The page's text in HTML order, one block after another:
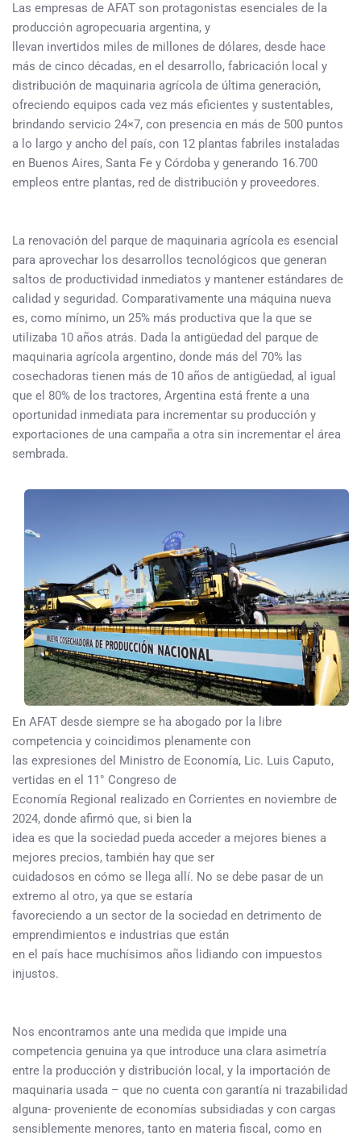
Las empresas de AFAT son protagonistas esenciales de la
producción agropecuaria argentina, y
llevan invertidos miles de millones de dólares, desde hace
más de cinco décadas, en el desarrollo, fabricación local y
distribución de maquinaria agrícola de última generación,
ofreciendo equipos cada vez más eficientes y sustentables,
brindando servicio 24×7, con presencia en más de 500 puntos
a lo largo y ancho del país, con 12 plantas fabriles instaladas
en Buenos Aires, Santa Fe y Córdoba y generando 16.700
empleos entre plantas, red de distribución y proveedores.
La renovación del parque de maquinaria agrícola es esencial
para aprovechar los desarrollos tecnológicos que generan
saltos de productividad inmediatos y mantener estándares de
calidad y seguridad. Comparativamente una máquina nueva
es, como mínimo, un 25% más productiva que la que se
utilizaba 10 años atrás. Dada la antigüedad del parque de
maquinaria agrícola argentino, donde más del 70% las
cosechadoras tienen más de 10 años de antigüedad, al igual
que el 80% de los tractores, Argentina está frente a una
oportunidad inmediata para incrementar su producción y
exportaciones de una campaña a otra sin incrementar el área
sembrada.
En AFAT desde siempre se ha abogado por la libre
competencia y coincidimos plenamente con
las expresiones del Ministro de Economía, Lic. Luis Caputo,
vertidas en el 11° Congreso de
Economía Regional realizado en Corrientes en noviembre de
2024, donde afirmó que, si bien la
idea es que la sociedad pueda acceder a mejores bienes a
mejores precios, también hay que ser
cuidadosos en cómo se llega allí. No se debe pasar de un
extremo al otro, ya que se estaría
favoreciendo a un sector de la sociedad en detrimento de
emprendimientos e industrias que están
en el país hace muchísimos años lidiando con impuestos
injustos.
Nos encontramos ante una medida que impide una
competencia genuina ya que introduce una clara asimetría
entre la producción y distribución local, y la importación de
maquinaria usada – que no cuenta con garantía ni trazabilidad
alguna- proveniente de economías subsidiadas y con cargas
sensiblemente menores, tanto en materia fiscal, como en